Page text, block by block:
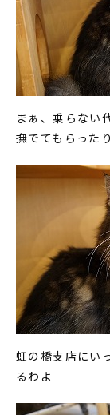
まぁ、乗らない
撫でてもらった
虹の橋支店にい
るわよ